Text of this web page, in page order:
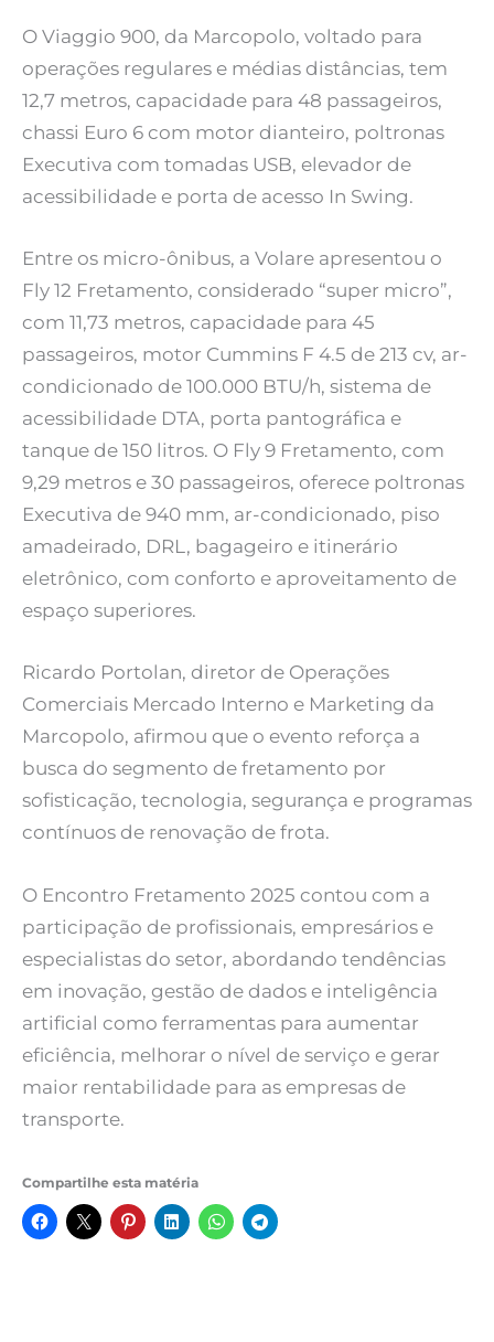
O Viaggio 900, da Marcopolo, voltado para
operações regulares e médias distâncias, tem
12,7 metros, capacidade para 48 passageiros,
chassi Euro 6 com motor dianteiro, poltronas
Executiva com tomadas USB, elevador de
acessibilidade e porta de acesso In Swing.
Entre os micro-ônibus, a Volare apresentou o
Fly 12 Fretamento, considerado “super micro”,
com 11,73 metros, capacidade para 45
passageiros, motor Cummins F 4.5 de 213 cv, ar-
condicionado de 100.000 BTU/h, sistema de
acessibilidade DTA, porta pantográfica e
tanque de 150 litros. O Fly 9 Fretamento, com
9,29 metros e 30 passageiros, oferece poltronas
Executiva de 940 mm, ar-condicionado, piso
amadeirado, DRL, bagageiro e itinerário
eletrônico, com conforto e aproveitamento de
espaço superiores.
Ricardo Portolan, diretor de Operações
Comerciais Mercado Interno e Marketing da
Marcopolo, afirmou que o evento reforça a
busca do segmento de fretamento por
sofisticação, tecnologia, segurança e programas
contínuos de renovação de frota.
O Encontro Fretamento 2025 contou com a
participação de profissionais, empresários e
especialistas do setor, abordando tendências
em inovação, gestão de dados e inteligência
artificial como ferramentas para aumentar
eficiência, melhorar o nível de serviço e gerar
maior rentabilidade para as empresas de
transporte.
Compartilhe esta matéria